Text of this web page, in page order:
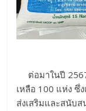
ต่อมาในปี
เหลือ 100 แห่ง ซึ่
ส่งเสริมและสนับ